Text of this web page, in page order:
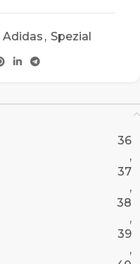
Adidas , Spezial
36
,
37
,
38
,
39
,